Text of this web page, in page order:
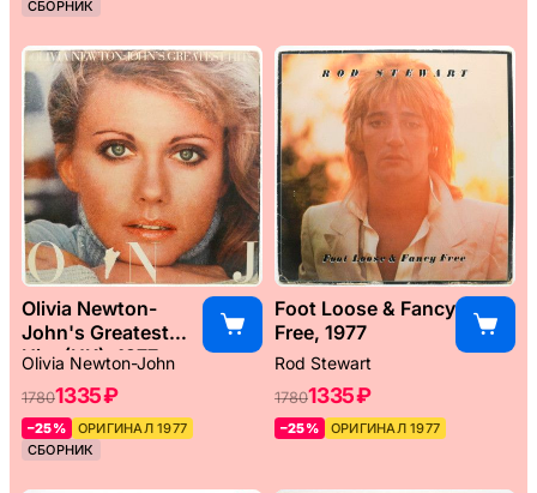
СБОРНИК
Olivia Newton-
John's Greatest
Hits (UK), 1977
Olivia Newton-John
17801335 ₽
–25%
ОРИГИНАЛ 1977
СБОРНИК
Foot Loose & Fancy
Free, 1977
Rod Stewart
17801335 ₽
–25% ОРИГИНАЛ 1977